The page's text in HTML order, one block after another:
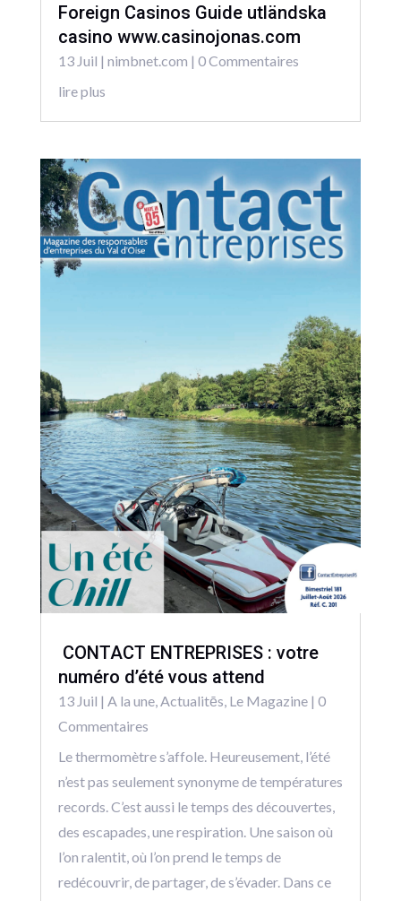
Foreign Casinos Guide utländska
casino www.casinojonas.com
13 Juil | nimbnet.com | 0 Commentaires
lire plus
CONTACT ENTREPRISES : votre
numéro d’été vous attend
13 Juil | A la une, Actualitēs Le Magazine| 0
Commentaires
Le thermomètre s’affole. Heureusement, l’été
n’est pas seulement synonyme de températures
records. C’est aussi le temps des découvertes,
des escapades, une respiration. Une saison où
l’on ralentit, où l’on prend le temps de
redécouvrir, de partager, de s’évader. Dans ce